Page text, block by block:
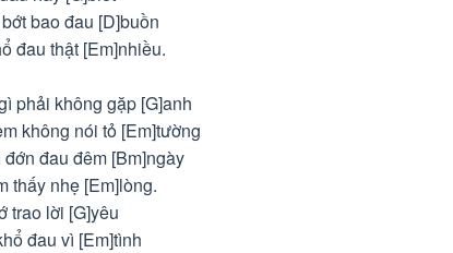
bao đau [D]buồn
đau thật [Em]nhiều.
phải không gặp [G]anh
không nói tỏ [Em]tường
đau đêm [Bm]ngày
thấy nhẹ [Em]lòng.
trao lời [G]yêu
đau vì [Em]tình